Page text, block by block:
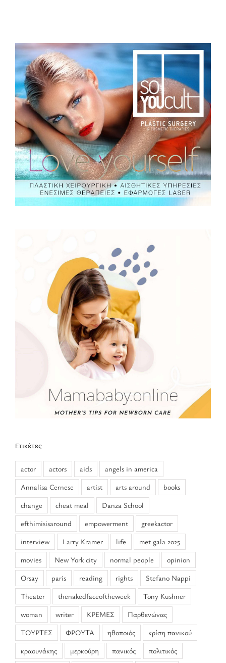
Ετικέτες
actor actors aids
angels in america
Annalisa Cernese
artist arts around
books
change
cheat meal
Danza School
efthimisisaround
empowerment
greekactor
interview
Larry Kramer life
met gala 2025
movies
New York city normal people
opinion
Orsay
paris reading rights
Stefano Nappi
Theater
thenakedfaceoftheweek
Tony Kushner
woman
writer ΚΡΕΜΕΣ
Παρθενώνας
ΤΟΥΡΤΕΣ
ΦΡΟΥΤΑ ηθοποιός
κρίση πανικού
κραουνάκης
μερκούρη πανικός
πολιτικός